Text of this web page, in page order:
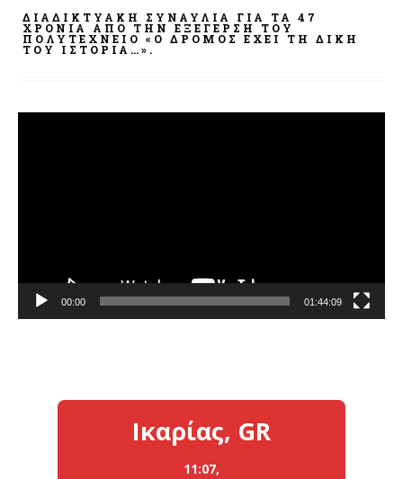
ΔΙΑΔΙΚΤΥΑΚΉ ΣΥΝΑΥΛΊΑ ΓΙΑ ΤΑ 47
ΧΡΌΝΙΑ ΑΠΌ ΤΗΝ ΕΞΈΓΕΡΣΗ ΤΟΥ
ΠΟΛΥΤΕΧΝΕΊΟ «Ο ΔΡΌΜΟΣ ΈΧΕΙ ΤΗ ΔΙΚΉ
ΤΟΥ ΙΣΤΟΡΊΑ…».
00:00 01:44:09
Ικαρίας, GR
11:07,